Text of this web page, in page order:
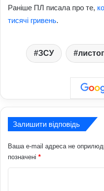
Раніше ПЛ писала про те,
тисячі гривень.
ЗСУ
Залишити відповідь
Ваша e-mail адреса не
позначені *